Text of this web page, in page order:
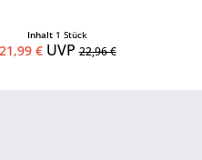
Inhalt 1 Stück
21,99 €UVP22,96 €